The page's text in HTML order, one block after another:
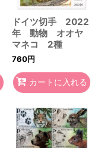
ドイツ切手 2022
年 動物 オオヤ
マネコ 2種
760円
カートに入れる